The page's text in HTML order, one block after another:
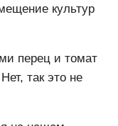
культур
перец и томат
так это не